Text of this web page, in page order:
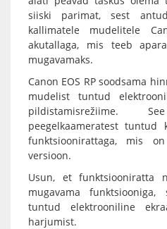
siiski parimat, sest
kallimatele mudelitele
akutallaga, mis teeb
mugavamaks.
Canon EOS RPsoodsama
mudelist tuntud
pildistamisrežiime.
peegelkaameratest tuntud
funktsioonirattaga, mis
versioon.
Usun, et funktsiooniratta
mugavama
tuntud elektrooniline
harjumist.